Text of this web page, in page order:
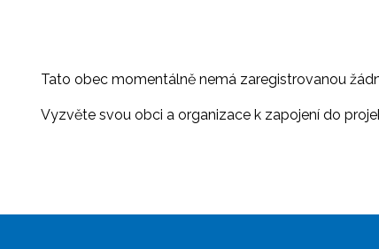
Tato obec momentálně nemá zaregistrovanou
Vyzvěte svou obci a organizace k zapojení do